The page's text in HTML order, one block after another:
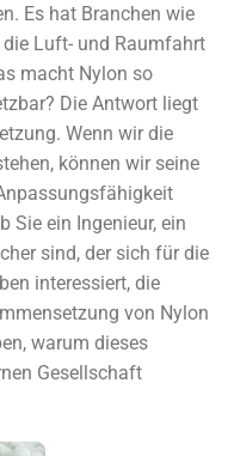
Es hat Branchen wie
Luft- und Raumfahrt
macht Nylon so
Die Antwort liegt
Wenn wir die
können wir seine
Sie ein Ingenieur, ein
sind, der sich für die
interessiert, die
von Nylon
warum dieses
Gesellschaft